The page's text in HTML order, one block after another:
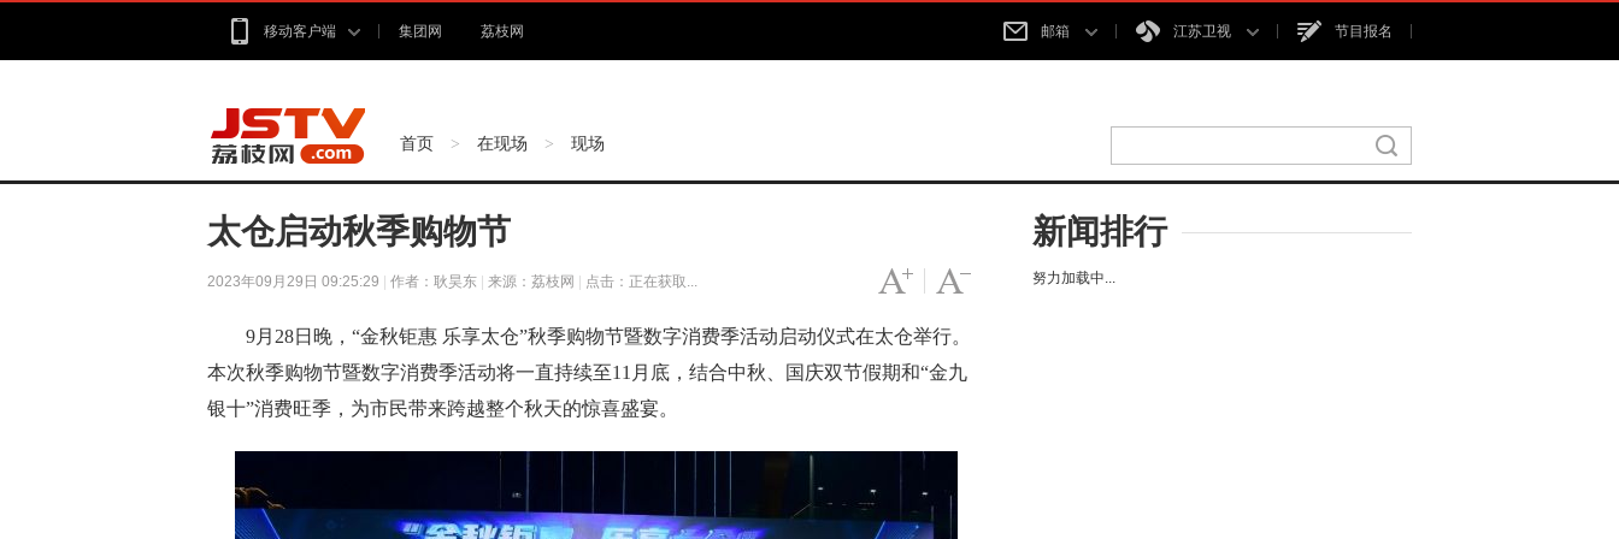
移动客户端 集团网 荔枝网 邮箱 江苏卫视 节目报名
首页 > 在现场 > 现场
太仓启动秋季购物节
2023年09月29日 09:25:29 作者：耿昊东 来源：荔枝网 点击： 正在获取... 字号变小
9月28日晚，“金秋钜惠 乐享太仓”秋季购物节暨数字消费季活动启动仪式在太仓举行。
本次秋季购物节暨数字消费季活动将一直持续至11月底，结合中秋、国庆双节假期和“金九
银十”消费旺季，为市民带来跨越整个秋天的惊喜盛宴。
新闻排行
努力加载中...